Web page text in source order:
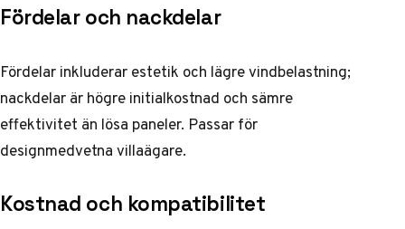
Fördelar och nackdelar
Fördelar inkluderar estetik och lägre vindbelastning;
nackdelar är högre initialkostnad och sämre
effektivitet än lösa paneler. Passar för
designmedvetna villaägare.
Kostnad och kompatibilitet